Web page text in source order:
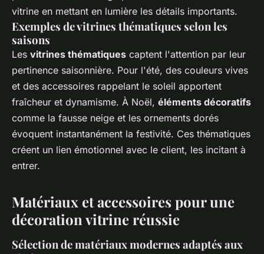
vitrine en mettant en lumière les détails importants.
Exemples de vitrines thématiques selon les
saisons
Les vitrines thématiques captent l'attention par leur
pertinence saisonnière. Pour l'été, des couleurs vives
et des accessoires rappelant le soleil apportent
fraîcheur et dynamisme. À Noël, éléments décoratifs
comme la fausse neige et les ornements dorés
évoquent instantanément la festivité. Ces thématiques
créent un lien émotionnel avec le client, les incitant à
entrer.
Matériaux et accessoires pour une
décoration vitrine réussie
Sélection de matériaux modernes adaptés aux